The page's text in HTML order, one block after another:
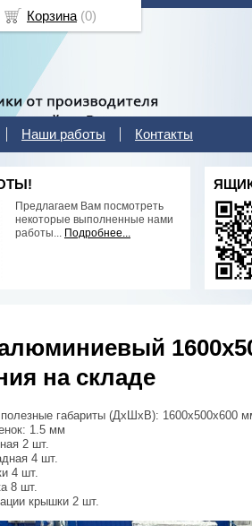
Наши работы Контакты
Предлагаем Вам посмотреть
некоторые выполненные нами
работы... Подробнее...
на складе
полезные габариты (ДхШхВ): 1600х500х600
1.5 мм
2 шт.
4 шт.
4 шт.
8 шт.
крышки 2 шт.
Корзина (0)